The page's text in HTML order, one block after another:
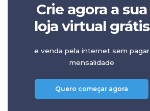
Crie agora a sua
loja virtual grátis
e venda pela internet sem pagar
mensalidade
Quero começar agora